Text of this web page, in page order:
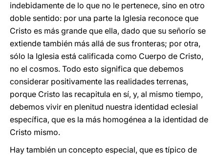
indebidamente de lo que no le pertenece, sino en otro
doble sentido: por una parte la Iglesia reconoce que
Cristo es más grande que ella, dado que su señorío se
extiende también más allá de sus fronteras; por otra,
sólo la Iglesia está calificada como Cuerpo de Cristo,
no el cosmos. Todo esto significa que debemos
considerar positivamente las realidades terrenas,
porque Cristo las recapitula en sí, y, al mismo tiempo,
debemos vivir en plenitud nuestra identidad eclesial
específica, que es la más homogénea a la identidad de
Cristo mismo.
Hay también un concepto especial, que es típico de